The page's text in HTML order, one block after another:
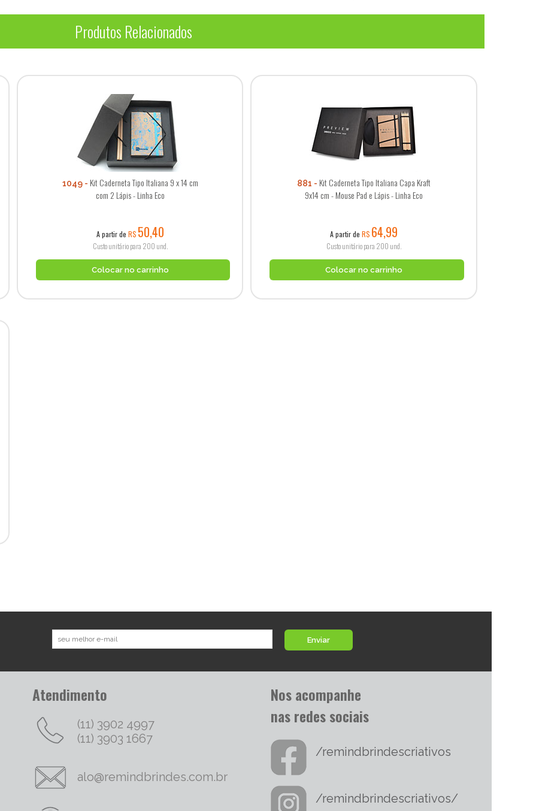
Produtos Relacionados
1049
Kit Caderneta Tipo Italiana 9 x 14 cm
com 2 Lápis - Linha Eco
A partir de R$ 50,40
Custo unitário para 200 und.
Colocar no carrinho
881
Kit Caderneta Tipo Italiana Capa Kraft
9x14 cm - Mouse Pad e Lápis - Linha Eco
A partir de R$ 64,99
Custo unitário para 200 und.
Colocar no carrinho
Enviar
Atendimento
(11) 3902 4997
(11) 3903 1667
alo@remindbrindes.com.br
Nos acompanhe
nas redes sociais
/remindbrindescriativos
/remindbrindescriativos/